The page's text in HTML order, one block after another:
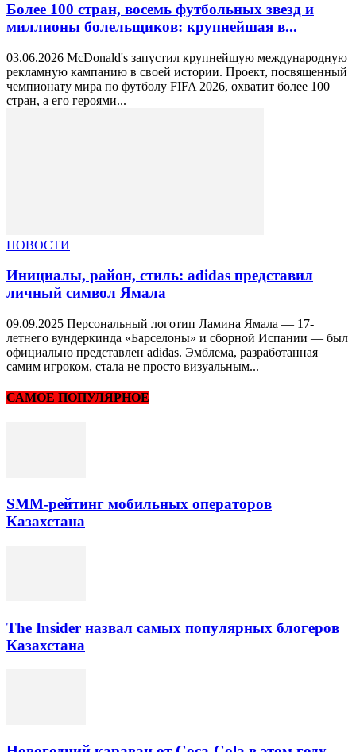
Более 100 стран, восемь футбольных звезд и
миллионы болельщиков: крупнейшая в...
03.06.2026 McDonald's запустил крупнейшую международную
рекламную кампанию в своей истории. Проект, посвященный
чемпионату мира по футболу FIFA 2026, охватит более 100
стран, а его героями...
НОВОСТИ
Инициалы, район, стиль: аdidas представил
личный символ Ямала
09.09.2025 Персональный логотип Ламина Ямала — 17-
летнего вундеркинда «Барселоны» и сборной Испании — был
официально представлен аdidas. Эмблема, разработанная
самим игроком, стала не просто визуальным...
САМОЕ ПОПУЛЯРНОЕ
SMM-рейтинг мобильных операторов
Казахстана
The Insider назвал самых популярных блогеров
Казахстана